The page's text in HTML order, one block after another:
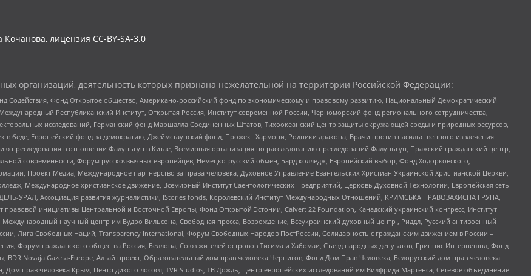
лицензия CC-BY-SA-3.0
организаций, деятельность которых признана нежелательной на территории Российской Федерации:
Содействия, Фонд Открытое общество, Американо-российский фонд по экономическому и правовому развитию, Национальный Демократический
Республиканский Институт, Открытая Россия, Институт современной России, Черноморский фонд регионального сотрудничества,
исследований, Германский фонд Маршалла Соединенных Штатов, Тихоокеанский центр защиты окружающей среды и природных ресурсов,
в беде, Европейский фонд за демократию, Джеймстаунский фонд, Прожект Хармони, Родники дракона, Врачи против насильственного извлечения
преследования в отношении Фалуньгун в Китае, Всемирная организация по расследованию преследований Фалуньгун, Пражский гражданский центр,
современности, Форум русскоязычных европейцев, Немецко-русский обмен, Бард колледж, Европейский выбор, Фонд Ходорковского,
Проект Медиа, Международное партнерство за права человека, Духовное Управление Евангельских Христиан Украинской Христианской Церкви,
Международное христианское движение, Всемирный Институт Саентологических Предприятий, Церковь Духовной Технологии, Европейская сеть
УРАЛ, Ассоциация развития журналистики, IStories fonds, Королевский Институт Международных Отношений, КРИМСЬКА ПРАВОЗАХИСНА ГРУПА,
инициативы Центральной и Восточной Европы, Фонд Открытой Эстонии, Calvert 22 Foundation, Канадский украинский конгресс, Институт
научный центр им Вудро Вильсона, Свободная пресса, Возрождение, Всеукраинский духовный центр , Риддл, Русский антивоенный
Лига Свободных Наций, Transparеncy International, Форум Свободных Народов ПостРоссии, Солидарность с гражданским движением в России –
Форум гражданского общества Россия, Беллона, Союз жителей островов Тисима и Хабомаи, Съезд народных депутатов, Гринпис Интернешнл, Фонд
Novaja Gazeta-Europe, Алтай проект, Образовательный дом прав человека Чернигов, Фонд Дом Прав Человека, Белорусский дом прав человека
прав человека Крым, Центр дикого лосося, TVR Studios, ТВ Дождь, Центр европейских исследований им Вилфрида Мартенса, Сетевое объединение